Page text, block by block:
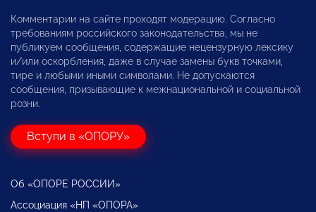
Комментарии на сайте проходят модерацию. Согласно
требованиям российского законодательства, мы не
публикуем сообщения, содержащие нецензурную лексику
и/или оскорбления, даже в случае замены букв точками,
тире и любыми иными символами. Не допускаются
сообщения, призывающие к межнациональной и социальной
розни.
Вступи в «ОПОРУ»
Об «ОПОРЕ РОССИИ»
Ассоциация «НП «ОПОРА»